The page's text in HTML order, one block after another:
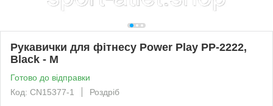
Рукавички для фітнесу Power Play PP-2222,
Black - M
Готово до відправки
Код: CN15377-1
Роздріб